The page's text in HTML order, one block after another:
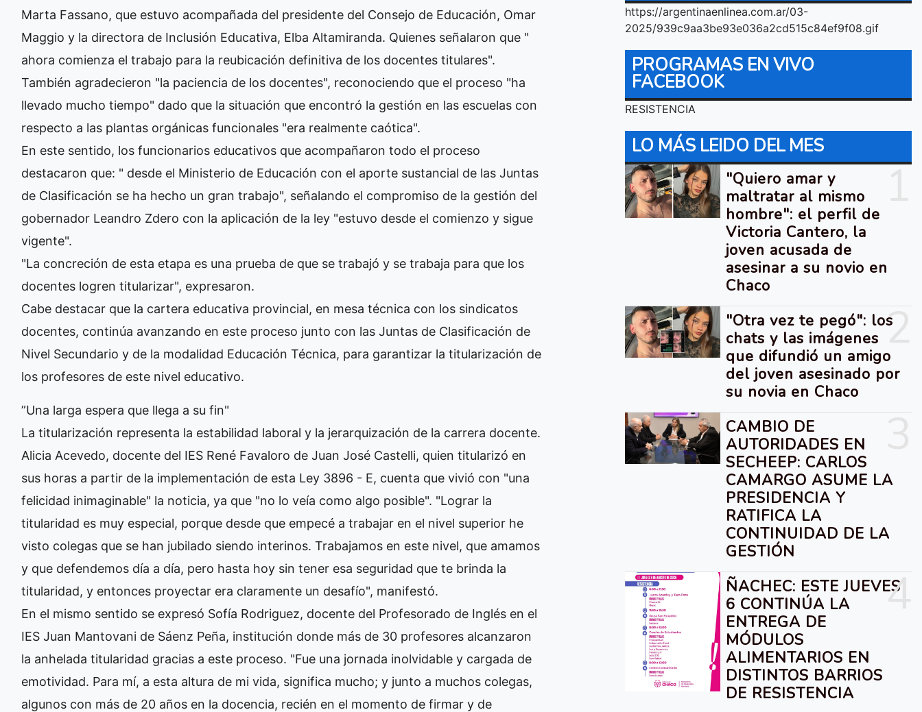
Marta Fassano, que estuvo acompañada del presidente del Consejo de Educación, Omar
Maggio y la directora de Inclusión Educativa, Elba Altamiranda. Quienes señalaron que "
ahora comienza el trabajo para la reubicación definitiva de los docentes titulares".
También agradecieron "la paciencia de los docentes", reconociendo que el proceso "ha
llevado mucho tiempo" dado que la situación que encontró la gestión en las escuelas con
respecto a las plantas orgánicas funcionales "era realmente caótica".
En este sentido, los funcionarios educativos que acompañaron todo el proceso
destacaron que: " desde el Ministerio de Educación con el aporte sustancial de las Juntas
de Clasificación se ha hecho un gran trabajo", señalando el compromiso de la gestión del
gobernador Leandro Zdero con la aplicación de la ley "estuvo desde el comienzo y sigue
vigente".
"La concreción de esta etapa es una prueba de que se trabajó y se trabaja para que los
docentes logren titularizar", expresaron.
Cabe destacar que la cartera educativa provincial, en mesa técnica con los sindicatos
docentes, continúa avanzando en este proceso junto con las Juntas de Clasificación de
Nivel Secundario y de la modalidad Educación Técnica, para garantizar la titularización de
los profesores de este nivel educativo.
”Una larga espera que llega a su fin"
La titularización representa la estabilidad laboral y la jerarquización de la carrera docente.
Alicia Acevedo, docente del IES René Favaloro de Juan José Castelli, quien titularizó en
sus horas a partir de la implementación de esta Ley 3896 - E, cuenta que vivió con "una
felicidad inimaginable" la noticia, ya que "no lo veía como algo posible". "Lograr la
titularidad es muy especial, porque desde que empecé a trabajar en el nivel superior he
visto colegas que se han jubilado siendo interinos. Trabajamos en este nivel, que amamos
y que defendemos día a día, pero hasta hoy sin tener esa seguridad que te brinda la
titularidad, y entonces proyectar era claramente un desafío", manifestó.
En el mismo sentido se expresó Sofía Rodriguez, docente del Profesorado de Inglés en el
IES Juan Mantovani de Sáenz Peña, institución donde más de 30 profesores alcanzaron
la anhelada titularidad gracias a este proceso. "Fue una jornada inolvidable y cargada de
emotividad. Para mí, a esta altura de mi vida, significa mucho; y junto a muchos colegas,
algunos con más de 20 años en la docencia, recién en el momento de firmar y de
https://argentinaenlinea.com.ar/03-
2025/939c9aa3be93e036a2cd515c84ef9f08.gif
PROGRAMAS EN VIVO
FACEBOOK
RESISTENCIA
LO MÁS LEIDO DEL MES
"Quiero amar y
maltratar al mismo
hombre": el perfil de
Victoria Cantero, la
joven acusada de
asesinar a su novio en
Chaco
2
"Otra vez te pegó": los
chats y las imágenes
que difundió un amigo
del joven asesinado por
su novia en Chaco
CAMBIO DE
AUTORIDADES EN
SECHEEP: CARLOS
CAMARGO ASUME LA
PRESIDENCIA Y
RATIFICA LA
CONTINUIDAD DE LA
GESTIÓN
4
ÑACHEC: ESTE JUEVES
6 CONTINÚA LA
ENTREGA DE
MÓDULOS
ALIMENTARIOS EN
DISTINTOS BARRIOS
DE RESISTENCIA